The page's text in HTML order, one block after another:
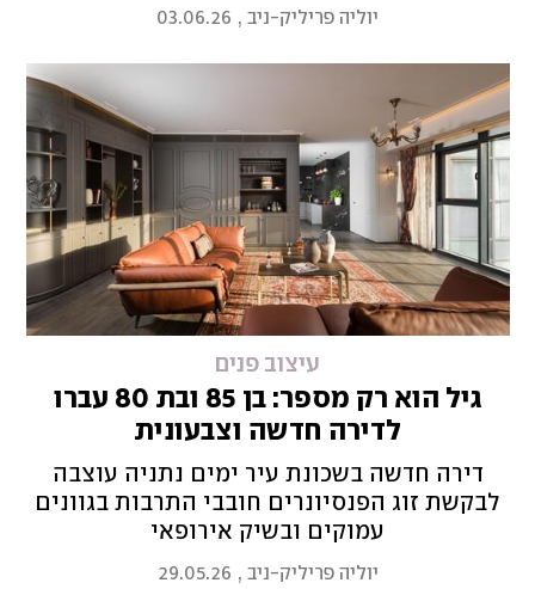
לפני הבישול, וחושף מהו הפריט שבלעדיו הוא
פשוט לא מוכן להתחיל לעבוד
יוליה פריליק-ניב,
03.06.26
עיצוב פנים
גיל הוא רק מספר: בן 85 ובת 80 עברו
לדירה חדשה וצבעונית
דירה חדשה בשכונת עיר ימים נתניה עוצבה
לבקשת זוג הפנסיונרים חובבי התרבות בגוונים
עמוקים ובשיק אירופאי
יוליה פריליק-ניב ,
29.05.26